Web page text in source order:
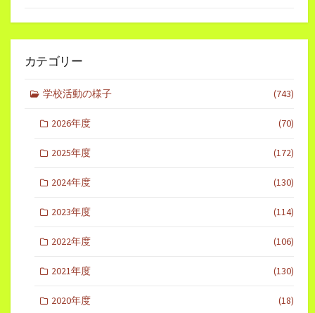
カテゴリー
学校活動の様子 (743)
2026年度 (70)
2025年度 (172)
2024年度 (130)
2023年度 (114)
2022年度 (106)
2021年度 (130)
2020年度 (18)